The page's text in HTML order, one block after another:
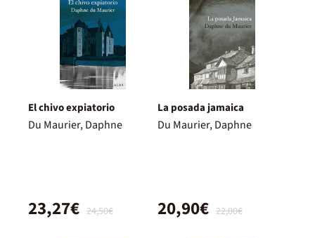
El chivo expiatorio
Du Maurier, Daphne
24,50€
23,27€
La posada jamaica
Du Maurier, Daphne
22,00€
20,90€